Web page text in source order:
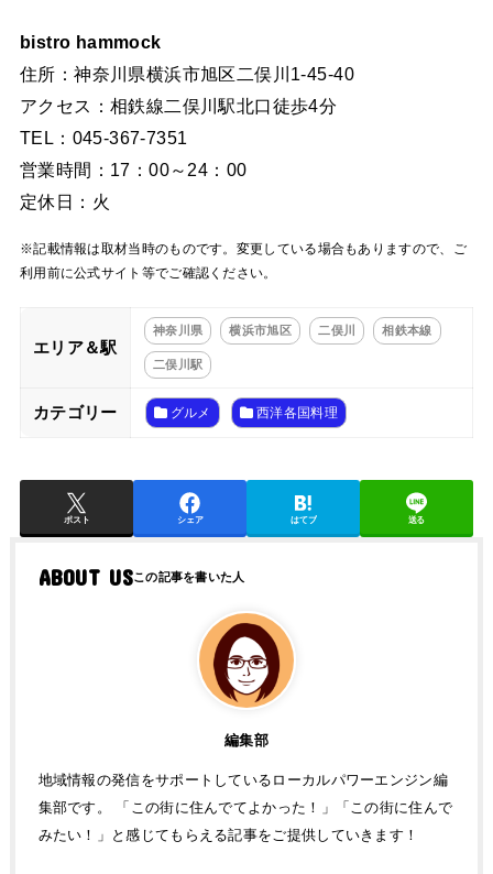
bistro hammock
住所：神奈川県横浜市旭区二俣川1‐45‐40
アクセス：相鉄線二俣川駅北口徒歩4分
TEL：045-367-7351
営業時間：17：00～24：00
定休日：火
※記載情報は取材当時のものです。変更している場合もありますので、ご
利用前に公式サイト等でご確認ください。
エリア＆駅
神奈川県 横浜市旭区 二俣川 相鉄本線
二俣川駅
カテゴリー グルメ 西洋各国料理
ポスト シェア はてブ 送る
ABOUT US
編集部
地域情報の発信をサポートしているローカルパワーエンジン編
集部です。 「この街に住んでてよかった！」「この街に住んで
みたい！」と感じてもらえる記事をご提供していきます！